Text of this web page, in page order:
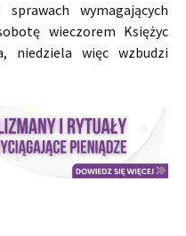
wymagających
wieczorem Księżyc
niedziela więc wzbudzi